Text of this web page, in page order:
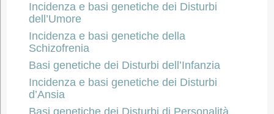
Incidenza e basi genetiche dei Disturbi
dell’Umore
Incidenza e basi genetiche della
Schizofrenia
Basi genetiche dei Disturbi dell’Infanzia
Incidenza e basi genetiche dei Disturbi
d’Ansia
Basi genetiche dei Disturbi di Personalità